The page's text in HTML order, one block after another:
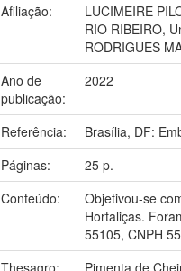
Afiliação:
LUCIMEIRE
RIO RIBEIRO,
RODRIGUES
Ano de
publicação:
2022
Referência:
Brasília, DF:
Páginas:
25 p.
Conteúdo:
Objetivou-se
Hortaliças.
55105, CNPH
Thesagro:
Pimenta de